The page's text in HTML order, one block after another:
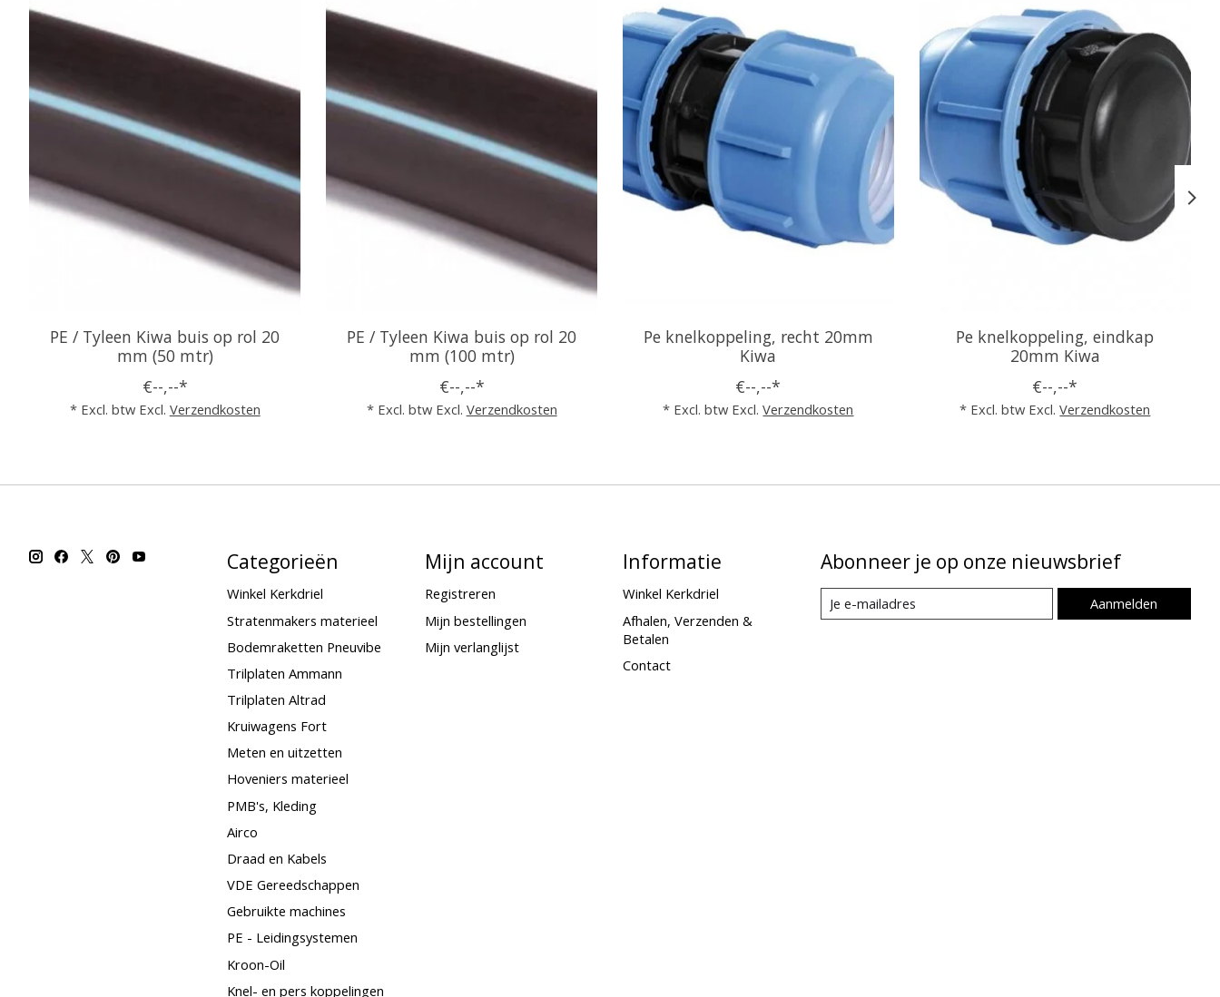
PE / Tyleen Kiwa buis op rol 20
mm (50 mtr)
€--,--*
* Excl. btw Excl. Verzendkosten
PE / Tyleen Kiwa buis op rol 20
mm (100 mtr)
€--,--*
* Excl. btw Excl. Verzendkosten
Pe knelkoppeling, recht 20mm
Kiwa
€--,--*
* Excl. btw Excl.Verzendkosten
Pe knelkoppeling, eindkap
20mm Kiwa
€--,--*
* Excl. btw Excl.Verzendkosten
Categorieën
Winkel Kerkdriel
Stratenmakers materieel
Bodemraketten Pneuvibe
Trilplaten Ammann
Trilplaten Altrad
Kruiwagens Fort
Meten en uitzetten
Hoveniers materieel
PMB's, Kleding
Airco
Draad en Kabels
VDE Gereedschappen
Gebruikte machines
PE - Leidingsystemen
Kroon-Oil
Knel- en pers koppelingen
Mijn account
Registreren
Mijn bestellingen
Mijn verlanglijst
Informatie
Winkel Kerkdriel
Afhalen, Verzenden &
Betalen
Contact
Abonneer je op onze nieuwsbrief
Aanmelden